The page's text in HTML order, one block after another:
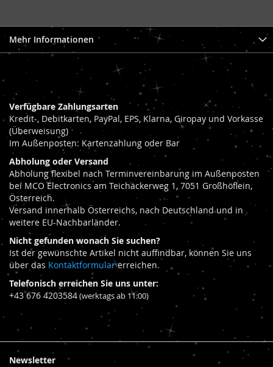
Mehr Informationen
Verfügbare Zahlungsarten
Kredit-, Debitkarten, PayPal, EPS, Klarna, Giropay und Vorkasse
(Überweisung)
Im Außenposten: Kartenzahlung oder Bar
Abholung oder Versand
Abholung flexibel nach Terminvereinbarung im Außenposten
bei MCO Electronics am Teichäckerweg 1, 7051 Großhöflein,
Österreich.
Versand innerhalb Österreichs, nach Deutschland und in
weitere EU-Nachbarländer.
Nicht gefunden wonach Sie suchen?
Ist der gewünschte Artikel nicht auffindbar, können Sie uns
über das Kontaktformularerreichen.
Telefonisch erreichen Sie uns unter:
+43 676 4203584(werktags ab 11:00)
Newsletter